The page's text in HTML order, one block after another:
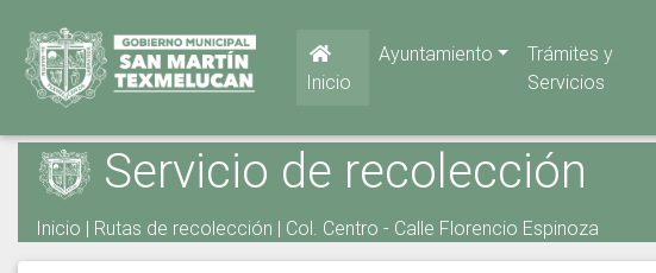
Inicio
Ayuntamiento
Trámites y
Servicios
Servicio de recolección
Inicio | Rutas de recolección | Col. Centro - Calle Florencio Espinoza